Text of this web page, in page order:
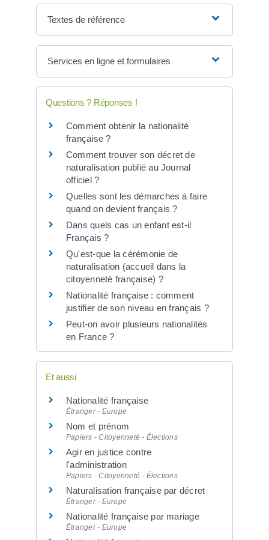
Textes de référence
Services en ligne et formulaires
Questions ? Réponses !
Comment obtenir la nationalité
française ?
Comment trouver son décret de
naturalisation publié au Journal
officiel ?
Quelles sont les démarches à faire
quand on devient français ?
Dans quels cas un enfant est-il
Français ?
Qu'est-que la cérémonie de
naturalisation (accueil dans la
citoyenneté française) ?
Nationalité française : comment
justifier de son niveau en français ?
Peut-on avoir plusieurs nationalités
en France ?
Et aussi
Nationalité française
Étranger - Europe
Nom et prénom
Papiers - Citoyenneté - Élections
Agir en justice contre
l'administration
Papiers - Citoyenneté - Élections
Naturalisation française par décret
Étranger - Europe
Nationalité française par mariage
Étranger - Europe